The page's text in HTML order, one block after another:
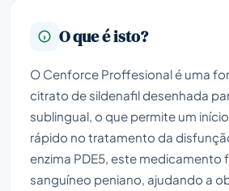
O que é isto?
O Cenforce Proffesional é uma
citrato de sildenafil desenhada
sublingual, o que permite um
rápido no tratamento da
enzima PDE5, este medicamento
sanguíneo peniano, ajudando a